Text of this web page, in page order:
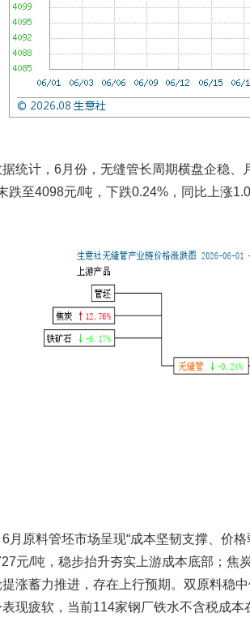
计，6月份，无缝管长周期横盘企稳、
跌至4098元/吨，下跌0.24%，同比上涨
6月原料管坯市场呈现“成本坚韧支撑、价
元/吨，稳步抬升夯实上游成本底部；焦
涨蓄力推进，存在上行预期。双原料稳
现疲软，当前114家钢厂铁水不含税成